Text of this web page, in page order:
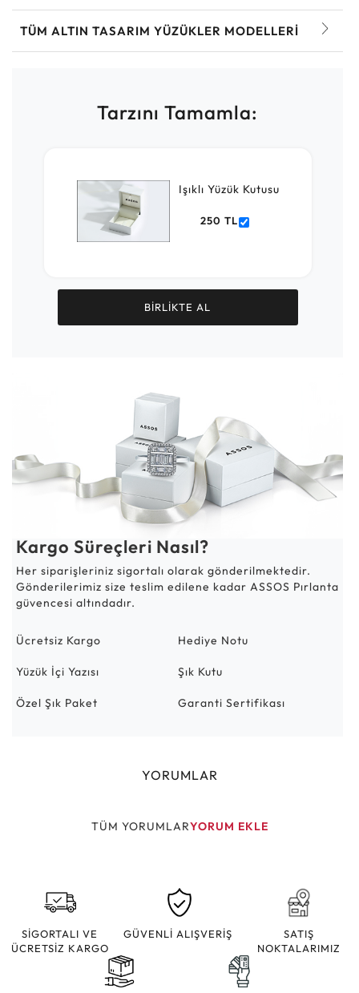
TÜM ALTIN TASARIM YÜZÜKLER MODELLERI
Tarzını Tamamla:
Işıklı Yüzük Kutusu
250 TL
BİRLİKTE AL
Kargo Süreçleri Nasıl?
Her siparişleriniz sigortalı olarak gönderilmektedir.
Gönderilerimiz size teslim edilene kadar ASSOS Pırlanta
güvencesi altındadır.
Ücretsiz Kargo Hediye Notu
Yüzük İçi Yazısı Şık Kutu
Özel Şık Paket Garanti Sertifikası
YORUMLAR
TÜM YORUMLARYORUM EKLE
SİGORTALI VE
ÜCRETSİZ KARGO
GÜVENLİ ALIŞVERİŞ
SATIŞ
NOKTALARIMIZ